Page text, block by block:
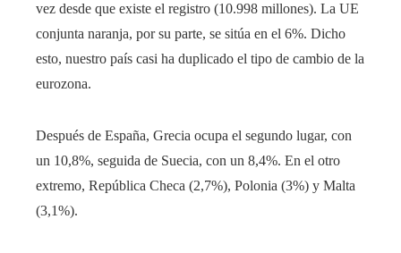
vez desde que existe el registro (10.998 millones). La UE
conjunta naranja, por su parte, se sitúa en el 6%. Dicho
esto, nuestro país casi ha duplicado el tipo de cambio de la
eurozona.
Después de España, Grecia ocupa el segundo lugar, con
un 10,8%, seguida de Suecia, con un 8,4%. En el otro
extremo, República Checa (2,7%), Polonia (3%) y Malta
(3,1%).